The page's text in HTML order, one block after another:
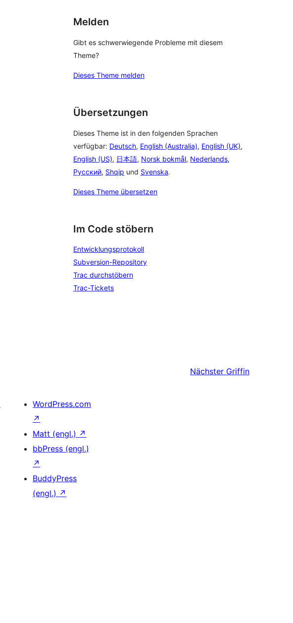
Melden
Gibt es schwerwiegende Probleme mit diesem
Theme?
Dieses Theme melden
Übersetzungen
Dieses Theme ist in den folgenden Sprachen
verfügbar: Deutsch, English (Australia), English (UK),
English (US), 日本語, Norsk bokmål, Nederlands,
Русский, Shqip und Svenska.
Dieses Theme übersetzen
Im Code stöbern
Entwicklungsprotokoll
Subversion-Repository
Trac durchstöbern
Trac-Tickets
Nächster Griffin
WordPress.com
↗
Matt (engl.) ↗
bbPress (engl.)
↗
BuddyPress
(engl.) ↗